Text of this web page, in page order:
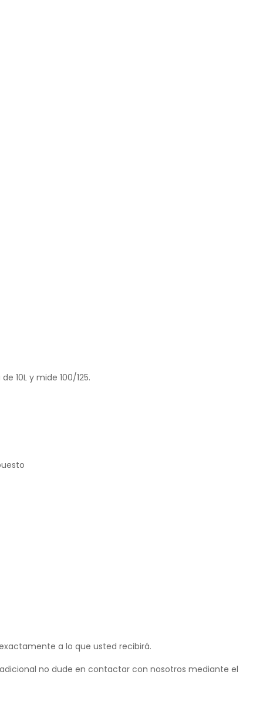
10L y mide 100/125.
a lo que usted recibirá.
no dude en contactar con nosotros mediante el